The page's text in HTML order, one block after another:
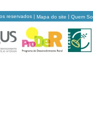
reservados | Mapa do site | Quem